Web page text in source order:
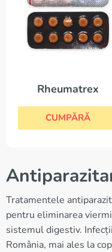
Rheumatrex
CUMPĂRĂ
Tratamentele
pentru eliminarea
sistemul digestiv.
România, mai ales la